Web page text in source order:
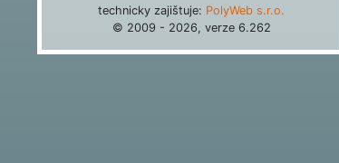
technicky zajištuje: PolyWeb s.r.o.
© 2009 - 2026, verze 6.262